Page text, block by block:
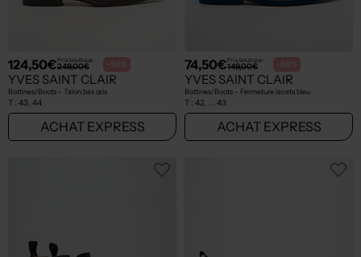
124,50€Prix boutique :
249,00€ -50%
YVES SAINT CLAIR
Bottines/Boots - Talon bas gris
T : 43, 44
ACHAT EXPRESS
74,50€Prix boutique :
149,00€ -50%
YVES SAINT CLAIR
Bottines/Boots - Fermeture lacets bleu
T : 42, ... 43
ACHAT EXPRESS